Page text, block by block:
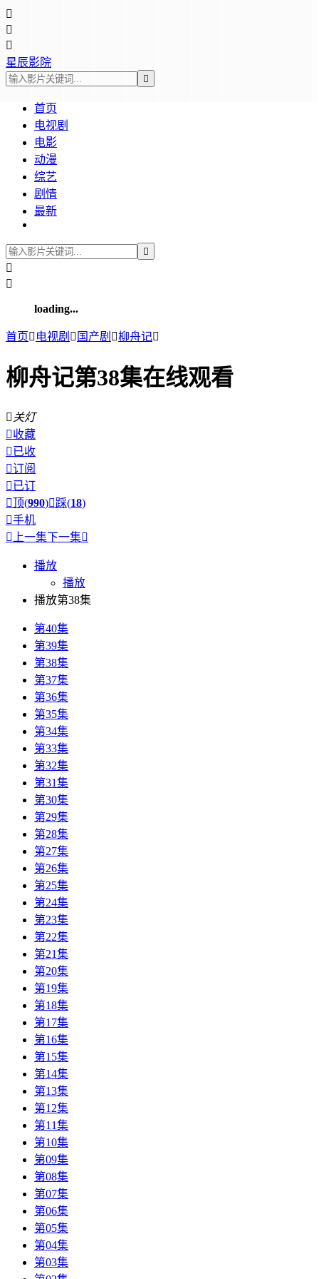



星辰影院

首页
电视剧
电影
动漫
综艺
剧情
最新



loading...
首页 电视剧  国产剧 柳舟记
柳舟记第38集在线观看
 关灯
收藏
已收
订阅
已订
顶(990)踩(18)
手机
 上一集下一集
播放
播放
播放第38集
第40集
第39集
第38集
第37集
第36集
第35集
第34集
第33集
第32集
第31集
第30集
第29集
第28集
第27集
第26集
第25集
第24集
第23集
第22集
第21集
第20集
第19集
第18集
第17集
第16集
第15集
第14集
第13集
第12集
第11集
第10集
第09集
第08集
第07集
第06集
第05集
第04集
第03集